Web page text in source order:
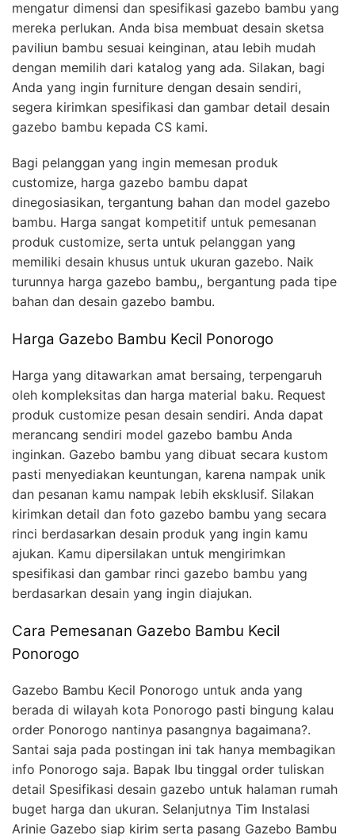
mengatur dimensi dan spesifikasi gazebo bambu yang
mereka perlukan. Anda bisa membuat desain sketsa
paviliun bambu sesuai keinginan, atau lebih mudah
dengan memilih dari katalog yang ada. Silakan, bagi
Anda yang ingin furniture dengan desain sendiri,
segera kirimkan spesifikasi dan gambar detail desain
gazebo bambu kepada CS kami.
Bagi pelanggan yang ingin memesan produk
customize, harga gazebo bambu dapat
dinegosiasikan, tergantung bahan dan model gazebo
bambu. Harga sangat kompetitif untuk pemesanan
produk customize, serta untuk pelanggan yang
memiliki desain khusus untuk ukuran gazebo. Naik
turunnya harga gazebo bambu,, bergantung pada tipe
bahan dan desain gazebo bambu.
Harga Gazebo Bambu Kecil Ponorogo
Harga yang ditawarkan amat bersaing, terpengaruh
oleh kompleksitas dan harga material baku. Request
produk customize pesan desain sendiri. Anda dapat
merancang sendiri model gazebo bambu Anda
inginkan. Gazebo bambu yang dibuat secara kustom
pasti menyediakan keuntungan, karena nampak unik
dan pesanan kamu nampak lebih eksklusif. Silakan
kirimkan detail dan foto gazebo bambu yang secara
rinci berdasarkan desain produk yang ingin kamu
ajukan. Kamu dipersilakan untuk mengirimkan
spesifikasi dan gambar rinci gazebo bambu yang
berdasarkan desain yang ingin diajukan.
Cara Pemesanan Gazebo Bambu Kecil
Ponorogo
Gazebo Bambu Kecil Ponorogo untuk anda yang
berada di wilayah kota Ponorogo pasti bingung kalau
order Ponorogo nantinya pasangnya bagaimana?.
Santai saja pada postingan ini tak hanya membagikan
info Ponorogo saja. Bapak Ibu tinggal order tuliskan
detail Spesifikasi desain gazebo untuk halaman rumah
buget harga dan ukuran. Selanjutnya Tim Instalasi
Arinie Gazebo siap kirim serta pasang Gazebo Bambu